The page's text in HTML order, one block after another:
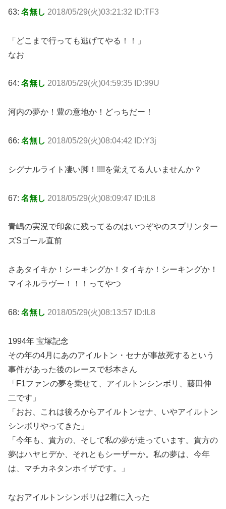
63: 名無し 2018/05/29(火)03:21:32 ID:TF3
「どこまで行っても逃げてやる！！」
なお
64: 名無し 2018/05/29(火)04:59:35 ID:99U
河内の夢か！豊の意地か！どっちだー！
66: 名無し 2018/05/29(火)08:04:42 ID:Y3j
シグナルライト凄い脚！!!!!を覚えてる人いませんか？
67: 名無し 2018/05/29(火)08:09:47 ID:IL8
青嶋の実況で印象に残ってるのはいつぞやのスプリンター
ズSゴール直前
さあタイキか！シーキングか！タイキか！シーキングか！
マイネルラヴー！！！ってやつ
68: 名無し 2018/05/29(火)08:13:57 ID:IL8
1994年 宝塚記念
その年の4月にあのアイルトン・セナが事故死するという
事件があった後のレースで杉本さん
「F1ファンの夢を乗せて、アイルトンシンボリ、藤田伸
二です」
「おお、これは後ろからアイルトンセナ、いやアイルトン
シンボリやってきた」
「今年も、貴方の、そして私の夢が走っています。貴方の
夢はハヤヒデか、それともシーザーか。私の夢は、今年
は、マチカネタンホイザです。」
なおアイルトンシンボリは2着に入った